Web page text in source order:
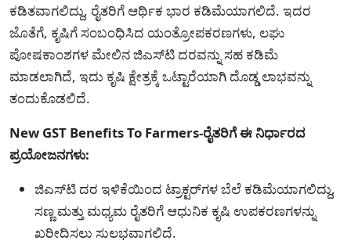
ಕಡಿತವಾಗಲಿದ್ದು, ರೈತರಿಗೆ ಆರ್ಥಿಕ ಭಾರ ಕಡಿಮೆಯಾಗಲಿದೆ. ಇದರ
ಜೊತೆಗೆ, ಕೃಷಿಗೆ ಸಂಬಂಧಿಸಿದ ಯಂತ್ರೋಪಕರಣಗಳು, ಲಘು
ಪೋಷಕಾಂಶಗಳ ಮೇಲಿನ ಜಿಎಸ್‌ಟಿ ದರವನ್ನು ಸಹ ಕಡಿಮೆ
ಮಾಡಲಾಗಿದೆ, ಇದು ಕೃಷಿ ಕ್ಷೇತ್ರಕ್ಕೆ ಒಟ್ಟಾರೆಯಾಗಿ ದೊಡ್ಡ ಲಾಭವನ್ನು
ತಂದುಕೊಡಲಿದೆ.
New GST Benefits To Farmers-ರೈತರಿಗೆ ಈ ನಿರ್ಧಾರದ
ಪ್ರಯೋಜನಗಳು:
ಜಿಎಸ್‌ಟಿ ದರ ಇಳಿಕೆಯಿಂದ ಟ್ರಾಕ್ಟರ್‌ಗಳ ಬೆಲೆ ಕಡಿಮೆಯಾಗಲಿದ್ದು,
ಸಣ್ಣ ಮತ್ತು ಮಧ್ಯಮ ರೈತರಿಗೆ ಆಧುನಿಕ ಕೃಷಿ ಉಪಕರಣಗಳನ್ನು
ಖರೀದಿಸಲು ಸುಲಭವಾಗಲಿದೆ.